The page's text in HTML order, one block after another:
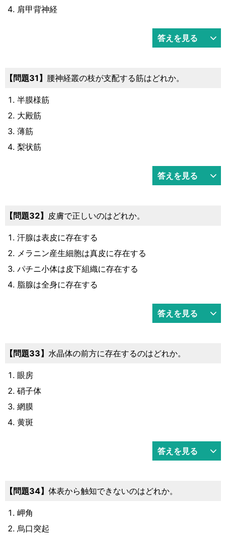
肩甲背神経
答えを見る
31 腰神経叢の枝が支配する筋はどれか。
半膜様筋
大殿筋
薄筋
梨状筋
答えを見る
32 皮膚で正しいのはどれか。
汗腺は表皮に存在する
メラニン産生細胞は真皮に存在する
パチニ小体は皮下組織に存在する
脂腺は全身に存在する
答えを見る
33 水晶体の前方に存在するのはどれか。
眼房
硝子体
網膜
黄斑
答えを見る
34 体表から触知できないのはどれか。
岬角
烏口突起